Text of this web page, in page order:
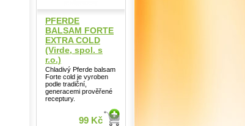
PFERDE
BALSAM FORTE
EXTRA COLD
(Virde, spol. s
r.o.)
Chladivý Pferde balsam
Forte cold je vyroben
podle tradiční,
generacemi prověřené
receptury.
99 Kč